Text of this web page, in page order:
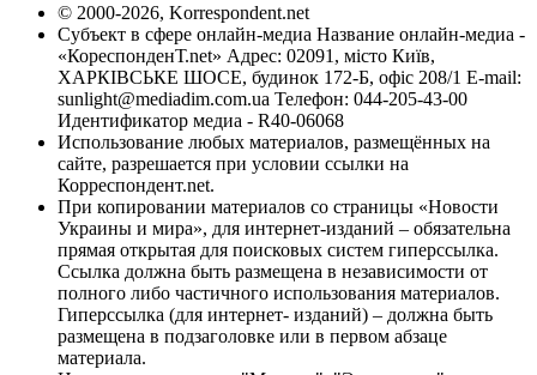
© 2000-2026, Korrespondent.net
Субъект в сфере онлайн-медиа Название онлайн-медиа -
«КореспонденТ.net» Адрес: 02091, місто Київ,
ХАРКІВСЬКЕ ШОСЕ, будинок 172-Б, офіс 208/1 E-mail:
sunlight@mediadim.com.ua Телефон: 044-205-43-00
Идентификатор медиа - R40-06068
Использование любых материалов, размещённых на
сайте, разрешается при условии ссылки на
Корреспондент.net.
При копировании материалов со страницы «Новости
Украины и мира», для интернет-изданий – обязательна
прямая открытая для поисковых систем гиперссылка.
Ссылка должна быть размещена в независимости от
полного либо частичного использования материалов.
Гиперссылка (для интернет- изданий) – должна быть
размещена в подзаголовке или в первом абзаце
материала.